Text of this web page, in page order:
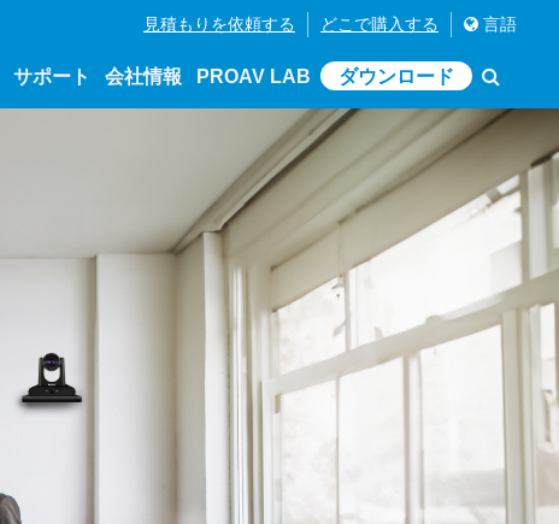
見積もりを依頼する どこで購入する 言語
サポート 会社情報 PROAV LAB ダウンロード